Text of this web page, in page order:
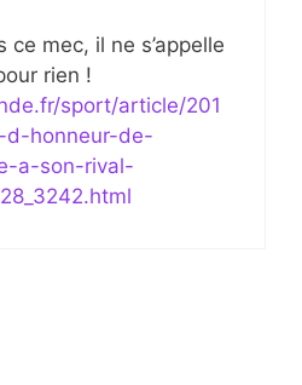
ce mec, il ne s’appelle
rien !
sport/article/201
honneur-de-
a-son-rival-